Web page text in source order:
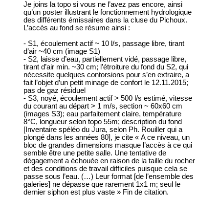
Je joins la topo si vous ne l’avez pas encore, ainsi
qu’un poster illustrant le fonctionnement hydrologique
des différents émissaires dans la cluse du Pichoux.
L’accès au fond se résume ainsi :
- S1, écoulement actif ~ 10 l/s, passage libre, tirant
d’air ~40 cm (image S1)
- S2, laisse d’eau, partiellement vidé, passage libre,
tirant d’air min. ~30 cm; l’étroiture du fond du S2, qui
nécessite quelques contorsions pour s’en extraire, a
fait l’objet d’un petit minage de confort le 12.11.2015;
pas de gaz résiduel
- S3, noyé, écoulement actif > 500 l/s estimé, vitesse
du courant au départ > 1 m/s, section ~ 60x60 cm
(images S3); eau parfaitement claire, température
8°C, longueur selon topo 55m; description du fond
[Inventaire spéléo du Jura, selon Ph. Rouiller qui a
plongé dans les années 80], je cite « A ce niveau, un
bloc de grandes dimensions masque l’accès à ce qui
semble être une petite salle. Une tentative de
dégagement a échouée en raison de la taille du rocher
et des conditions de travail difficiles puisque cela se
passe sous l’eau. (…) Leur format [de l’ensemble des
galeries] ne dépasse que rarement 1x1 m; seul le
dernier siphon est plus vaste » Fin de citation.